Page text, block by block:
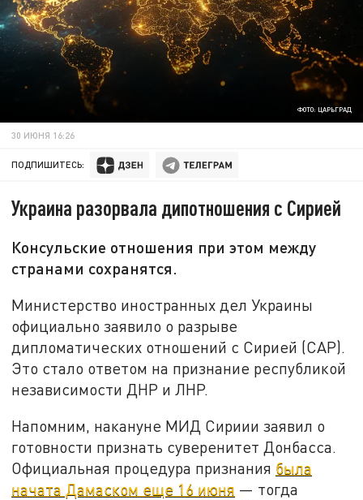
ФОТО: ЦАРЬГРАД
30 ИЮНЯ 16:26
ПОДПИШИТЕСЬ:
Украина разорвала дипотношения с Сирией
Консульские отношения при этом между
странами сохранятся.
Министерство иностранных дел Украины
официально заявило о разрыве
дипломатических отношений с Сирией (САР).
Это стало ответом на признание республикой
независимости ДНР и ЛНР.
Напомним, накануне МИД Сириии заявил о
готовности признать суверенитет Донбасса.
Официальная процедура признания была
начата Дамаском еще 16 июня — тогда